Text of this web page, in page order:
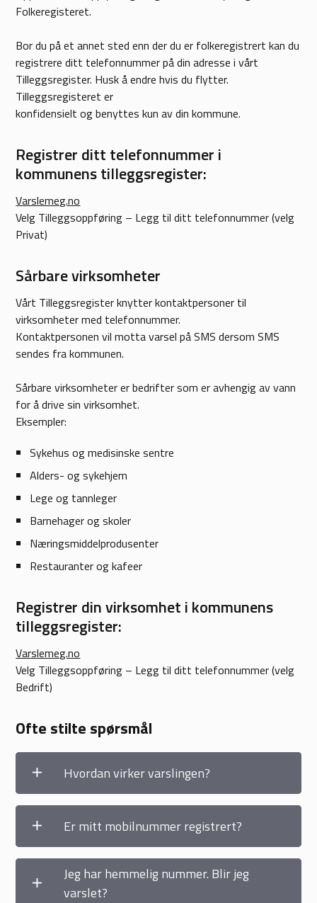
Folkeregisteret.
Bor du på et annet sted enn der du er folkeregistrert kan du
registrere ditt telefonnummer på din adresse i vårt
Tilleggsregister. Husk å endre hvis du flytter.
Tilleggsregisteret er
konfidensielt og benyttes kun av din kommune.
Registrer ditt telefonnummer i
kommunens tilleggsregister:
Varslemeg.no
Velg Tilleggsoppføring – Legg til ditt telefonnummer (velg
Privat)
Sårbare virksomheter
Vårt Tilleggsregister knytter kontaktpersoner til
virksomheter med telefonnummer.
Kontaktpersonen vil motta varsel på SMS dersom SMS
sendes fra kommunen.
Sårbare virksomheter er bedrifter som er avhengig av vann
for å drive sin virksomhet.
Eksempler:
Sykehus og medisinske sentre
Alders- og sykehjem
Lege og tannleger
Barnehager og skoler
Næringsmiddelprodusenter
Restauranter og kafeer
Registrer din virksomhet i kommunens
tilleggsregister:
Varslemeg.no
Velg Tilleggsoppføring – Legg til ditt telefonnummer (velg
Bedrift)
Ofte stilte spørsmål
Hvordan virker varslingen?
Er mitt mobilnummer registrert?
Jeg har hemmelig nummer. Blir jeg
varslet?